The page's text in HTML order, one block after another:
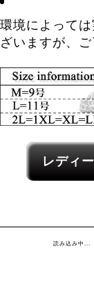
環境によって
ざいますが、ご
レディース関連カテゴ
レディ
読み込み中...